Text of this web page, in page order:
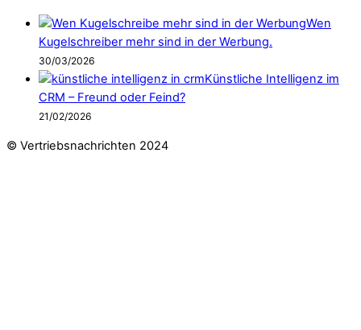
Wen
Kugelschreiber mehr sind in der Werbung.
30/03/2026
Künstliche Intelligenz im
CRM – Freund oder Feind?
21/02/2026
© Vertriebsnachrichten 2024